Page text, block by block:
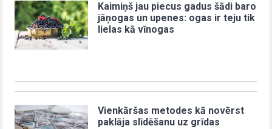
Kaimiņš jau piecus gadus šādi baro
jāņogas un upenes: ogas ir teju tik
lielas kā vīnogas
Vienkāršas metodes kā novērst
paklāja slīdēšanu uz grīdas